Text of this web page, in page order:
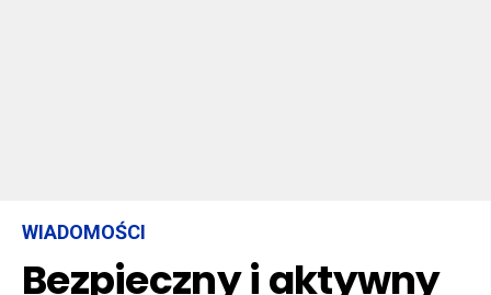
WIADOMOŚCI
Bezpieczny i aktywny